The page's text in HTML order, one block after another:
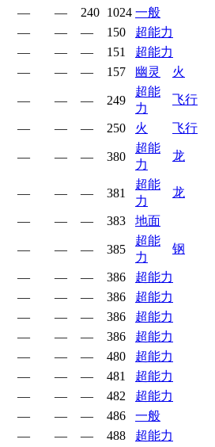
— — 240 1024 一般
— — — 150
超能力
— — — 151
超能力
— — — 157 幽灵 火
— — — 249
超能
力
飞行
— — — 250 火 飞行
— — — 380
超能
力
龙
— — — 381
超能
力
龙
— — — 383 地面
— — — 385
超能
力
钢
— — — 386
超能力
— — — 386
超能力
— — — 386
超能力
— — — 386
超能力
— — — 480
超能力
— — — 481
超能力
— — — 482
超能力
— — — 486
一般
— — — 488
超能力